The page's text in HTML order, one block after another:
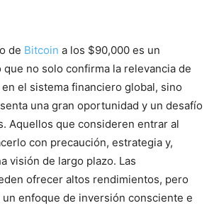
de Bitcoin a los $90,000 es un
no solo confirma la relevancia de
el sistema financiero global, sino
una gran oportunidad y un desafío
Aquellos que consideren entrar al
con precaución, estrategia y,
visión de largo plazo. Las
ofrecer altos rendimientos, pero
enfoque de inversión consciente e